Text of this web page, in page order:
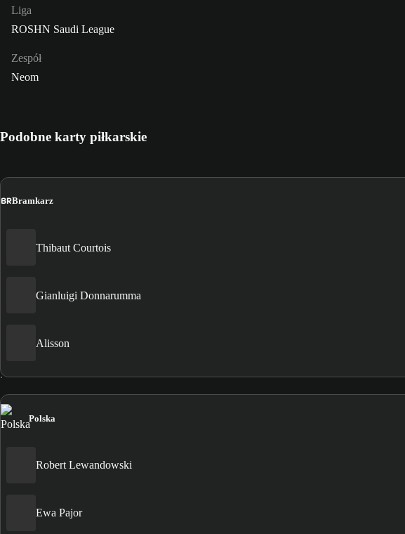
Liga
ROSHN Saudi League
Zespół
Neom
Podobne karty piłkarskie
BRBramkarz
Thibaut Courtois
Gianluigi Donnarumma
Alisson
Polska
Robert Lewandowski
Ewa Pajor